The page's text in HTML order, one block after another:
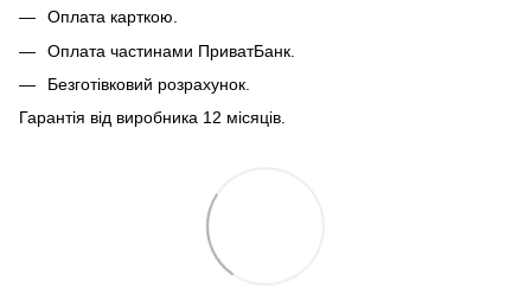
Оплата карткою.
Оплата частинами ПриватБанк.
Безготівковий розрахунок.
Гарантія від виробника 12 місяців.